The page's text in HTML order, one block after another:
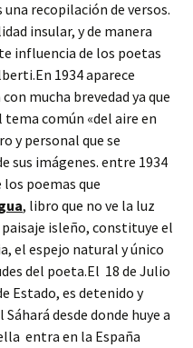
una recopilación de versos.
insular, y de manera
influencia de los poetas
1934 aparece
mucha brevedad ya que
común «del aire en
y personal que se
sus imágenes. entre 1934
poemas que
, libro que no ve la luz
paisaje isleño, constituye el
el espejo natural y único
del poeta.El 18 de Julio
Estado, es detenido y
desde donde huye a
entra en la España